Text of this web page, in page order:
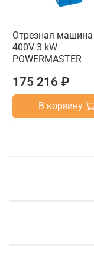
Отрезная машина
400V 3 kW
POWERMASTER
175 216 ₽
В корзину